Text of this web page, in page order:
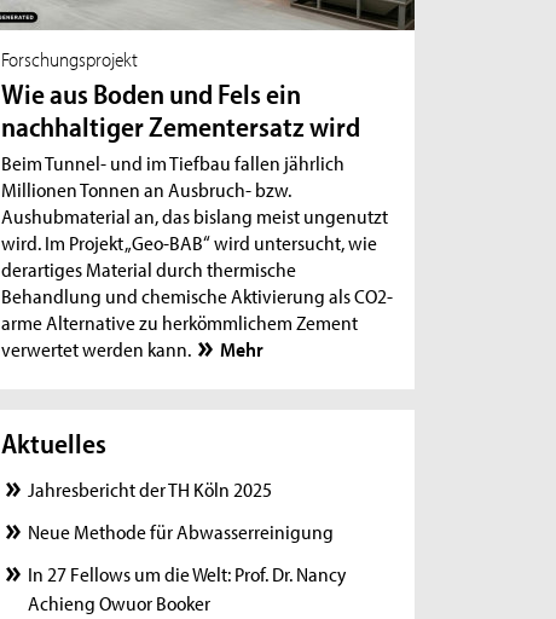
Forschungsprojekt
Wie aus Boden und Fels ein
nachhaltiger Zementersatz wird
Beim Tunnel- und im Tiefbau fallen jährlich
Millionen Tonnen an Ausbruch- bzw.
Aushubmaterial an, das bislang meist ungenutzt
wird. Im Projekt „Geo-BAB“ wird untersucht, wie
derartiges Material durch thermische
Behandlung und chemische Aktivierung als CO2-
arme Alternative zu herkömmlichem Zement
verwertet werden kann.
Mehr
Aktuelles
Jahresbericht der TH Köln 2025
Neue Methode für Abwasserreinigung
In 27 Fellows um die Welt: Prof. Dr. Nancy
Achieng Owuor Booker